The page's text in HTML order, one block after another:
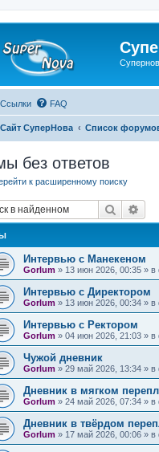
Ссылки FAQ
Сайт СуперНова Список
без ответов
к расширенному поиску
Поиск
Интервью с Манекеном
Gorlum » 13 июн 2026, 00:35 » в
Интервью с Директором
Gorlum » 13 июн 2026, 00:34 » в
Интервью с Ректором
Gorlum » 04 июн 2026, 21:03 » в
Чужой дневник
Gorlum » 29 май 2026, 13:34 » в
Дневник в мягком
Gorlum » 24 май 2026, 07:34 » в
Дневник в твёрдом
Gorlum » 17 май 2026, 00:06 » в